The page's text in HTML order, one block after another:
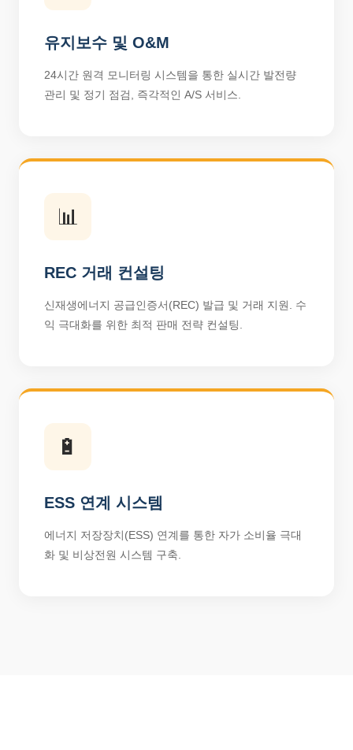
유지보수 및 O&M
24시간 원격 모니터링 시스템을 통한 실시간 발전량
관리 및 정기 점검, 즉각적인 A/S 서비스.
📊
REC 거래 컨설팅
신재생에너지 공급인증서(REC) 발급 및 거래 지원. 수
익 극대화를 위한 최적 판매 전략 컨설팅.
🔋
ESS 연계 시스템
에너지 저장장치(ESS) 연계를 통한 자가 소비율 극대
화 및 비상전원 시스템 구축.